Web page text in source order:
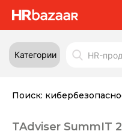
Категории
Поиск:
TAdviser SummIT